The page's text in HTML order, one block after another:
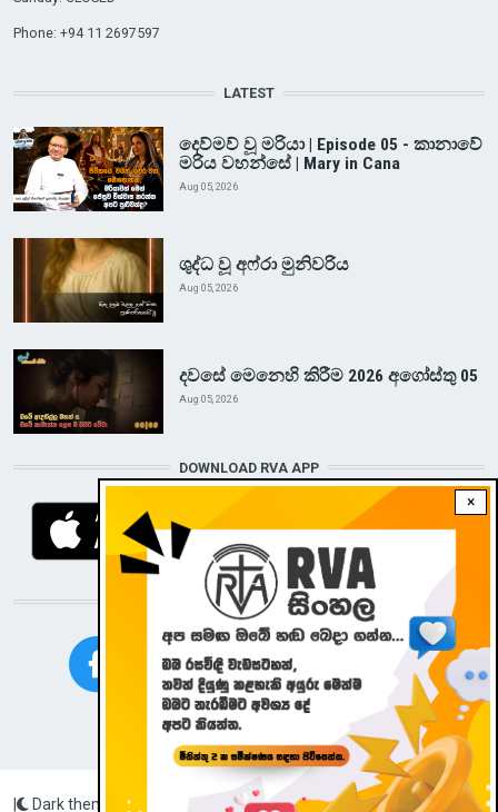
×
Phone: +94 11 2697597
LATEST
දෙව්මව් වූ මරියා | Episode 05 - කානාවේ
මරිය වහන්සේ | Mary in Cana
Aug 05, 2026
ශුද්ධ වූ අෆ්රා මුනිවරිය
Aug 05, 2026
දවසේ මෙනෙහි කිරීම 2026 අගෝස්තු 05
Aug 05, 2026
DOWNLOAD RVA APP
STAY CONNECTED WITH US!
Dark theme